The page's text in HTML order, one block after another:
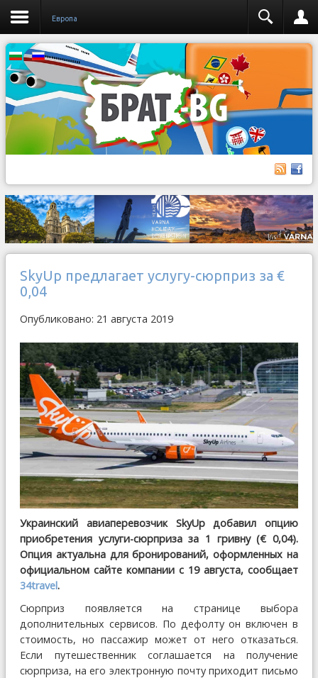
Европа
SkyUp предлагает услугу-сюрприз за €
0,04
Опубликовано: 21 августа 2019
Украинский авиаперевозчик SkyUp добавил опцию
приобретения услуги-сюрприза за 1 гривну (€ 0,04).
Опция актуальна для бронирований, оформленных на
официальном сайте компании с 19 августа, сообщает
34travel.
Сюрприз появляется на странице выбора
дополнительных сервисов. По дефолту он включен в
стоимость, но пассажир может от него отказаться.
Если путешественник соглашается на получение
сюрприза, на его электронную почту приходит письмо